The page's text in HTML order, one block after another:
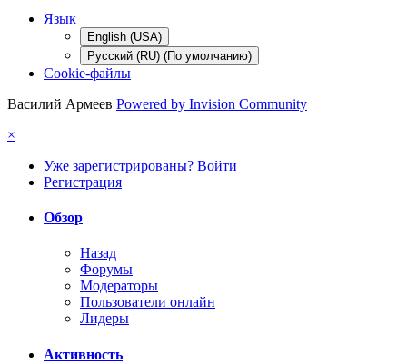
Язык
English (USA)
Русский (RU) (По умолчанию)
Cookie-файлы
Василий Армеев Powered by Invision Community
×
Уже зарегистрированы? Войти
Регистрация
Обзор
Назад
Форумы
Модераторы
Пользователи онлайн
Лидеры
Активность